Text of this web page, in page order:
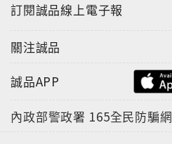
訂閱誠品線上電子報
關注誠品
誠品APP
內政部警政署 165全民防騙網